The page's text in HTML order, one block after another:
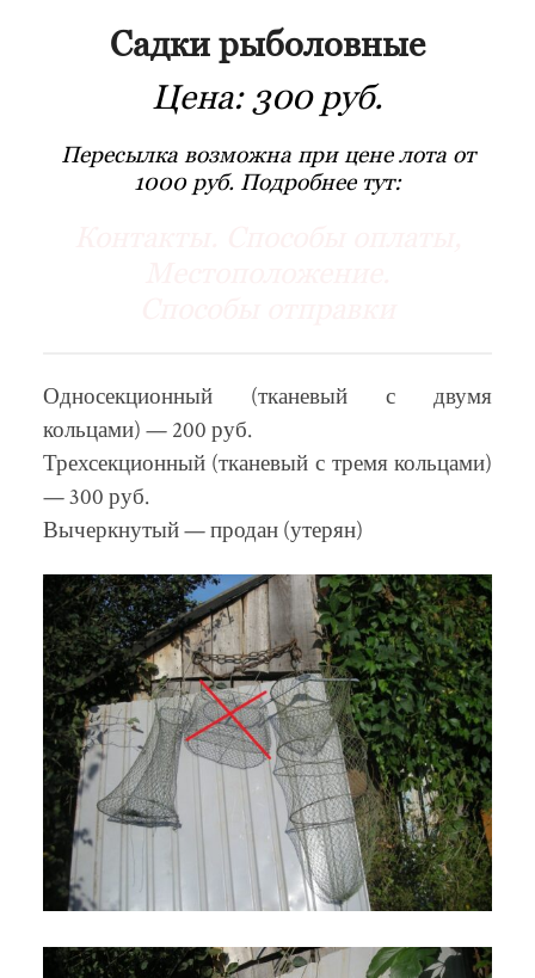
Садки рыболовные
Цена: 300 руб.
Пересылка возможна при цене лота от
1000 руб. Подробнее тут:
Односекционный (тканевый с двумя
кольцами) — 200 руб.
Трехсекционный (тканевый с тремя кольцами)
— 300 руб.
Вычеркнутый — продан (утерян)